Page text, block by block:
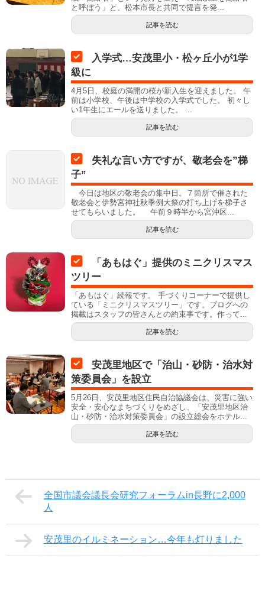
と呼ぼう」と、松本市長と共同で提言を発...
記事を読む
入学式…安茂里小・松ヶ丘小が1学
級に
4月5日、校庭の満開の桜が新入生を迎えました。 午
前は小学校、午後は中学校の入学式でした。 初々し
い1年生にエールを送りました。 ...
記事を読む
失礼な言い方ですが、敬老会を”梯
子”
今日は地区の敬老会の集中日。７箇所で催された
敬老会と伊勢宮神社秋季例大祭の打ち上げを梯子さ
せてもらいました。 午前９時半から宮沖区...
記事を読む
「あもはぐ」提供のミニクリスマス
ツリー
「あもはぐ」続報です。 手づくりコーナーで提供し
ている「ミニクリスマスツリー」です。ブログへの
掲載はスタッフの皆さんとの約束事です。作って...
記事を読む
安茂里地区で「治山・砂防・治水対
策委員会」を設立
5月26日、安茂里地区住民自治協議会は、災害に強い
安全・安心なまちづくりをめざし、「安茂里地区治
山・砂防・治水対策委員会」の設立総会をホテル...
記事を読む
全国市議会議長会研究フォーラムin長野に2,000
人
安茂里のイルミネーション…今年も灯りました